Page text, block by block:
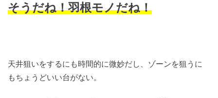
そうだね！羽根モノだね！
天井狙いをするにも時間的に微妙だし、ゾーンを狙うに
もちょうどいい台がない。